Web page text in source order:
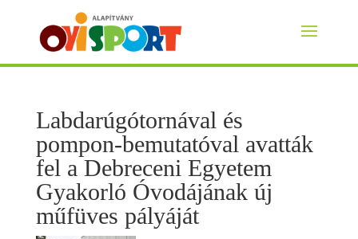
Labdarúgótornával és
pompon-bemutatóval avatták
fel a Debreceni Egyetem
Gyakorló Óvodájának új
műfüves pályáját